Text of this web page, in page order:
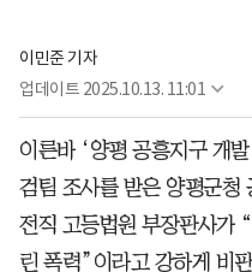
이민준 기자
업데이트 2025.10.13. 11:01
이른바 ‘양평 공흥지구 개
검팀 조사를 받은 양평군청
전직 고등법원 부장판사가
린 폭력”이라고 강하게 비